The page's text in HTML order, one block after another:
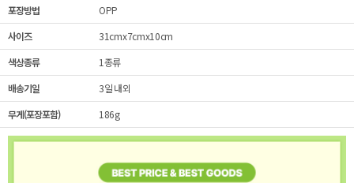
포장방법
OPP
사이즈
31cmx7cmx10cm
색상종류
1종류
배송기일
3일 내외
무게(포장포함)
186g